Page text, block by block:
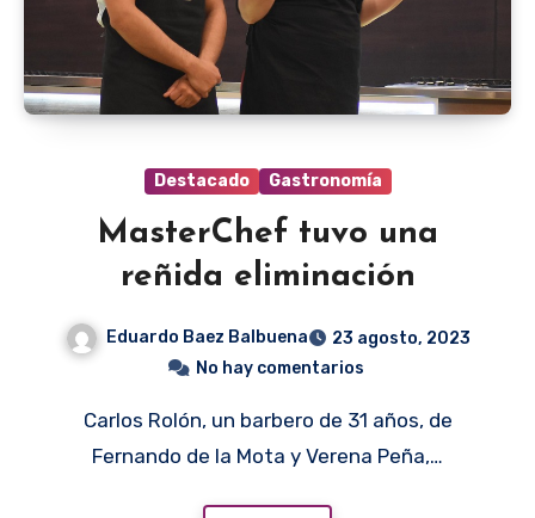
Destacado Gastronomía
MasterChef tuvo una
reñida eliminación
Eduardo Baez Balbuena
23 agosto, 2023
No hay comentarios
Carlos Rolón, un barbero de 31 años, de
Fernando de la Mota y Verena Peña,…